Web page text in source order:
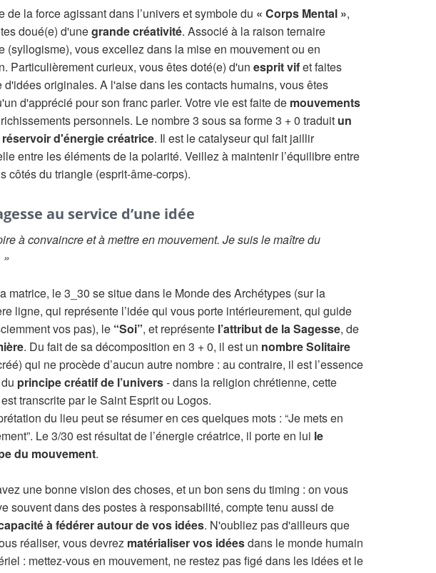
de la force agissant dans l’univers et symbole du « Corps Mental »,
doué(e) d'unegrande créativité. Associé à la raison ternaire
(syllogisme), vous excellez dans la mise en mouvement ou en
Particulièrement curieux, vous êtes doté(e) d'un esprit vifet faites
d'idées originales. A l'aise dans les contacts humains, vous êtes
d'apprécié pour son franc parler. Votre vie est faite de mouvements
personnels. Le nombre 3 sous sa forme 3 + 0 traduit un
d'énergie créatrice. Il est le catalyseur qui fait jaillir
entre les éléments de la polarité. Veillez à maintenir l’équilibre entre
côtés du triangle (esprit-âme-corps).
au service d’une idée
à convaincre et à mettre en mouvement. Je suis le maître du
»
matrice, le 3_30 se situe dans le Monde des Archétypes (sur la
ligne, qui représente l’idée qui vous porte intérieurement, qui guide
vos pas), le “Soi”, et représente l’attribut de la Sagesse, de
. Du fait de sa décomposition en 3 + 0, il est un nombre Solitaire
qui ne procède d’aucun autre nombre : au contraire, il est l’essence
principe créatif de l’univers- dans la religion chrétienne, cette
transcrite par le Saint Esprit ou Logos.
du lieu peut se résumer en ces quelques mots : “Je mets en
Le 3/30 est résultat de l’énergie créatrice, il porte en lui le
du mouvement.
une bonne vision des choses, et un bon sens du timing : on vous
souvent dans des postes à responsabilité, compte tenu aussi de
à fédérer autour de vos idées. N'oubliez pas d'ailleurs que
réaliser, vous devrez matérialiser vos idéesdans le monde humain
: mettez-vous en mouvement, ne restez pas figé dans les idées et le